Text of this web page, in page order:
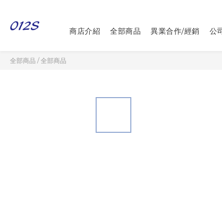
商店介紹 全部商品 異業合作/經銷 公
全部商品 /全部商品